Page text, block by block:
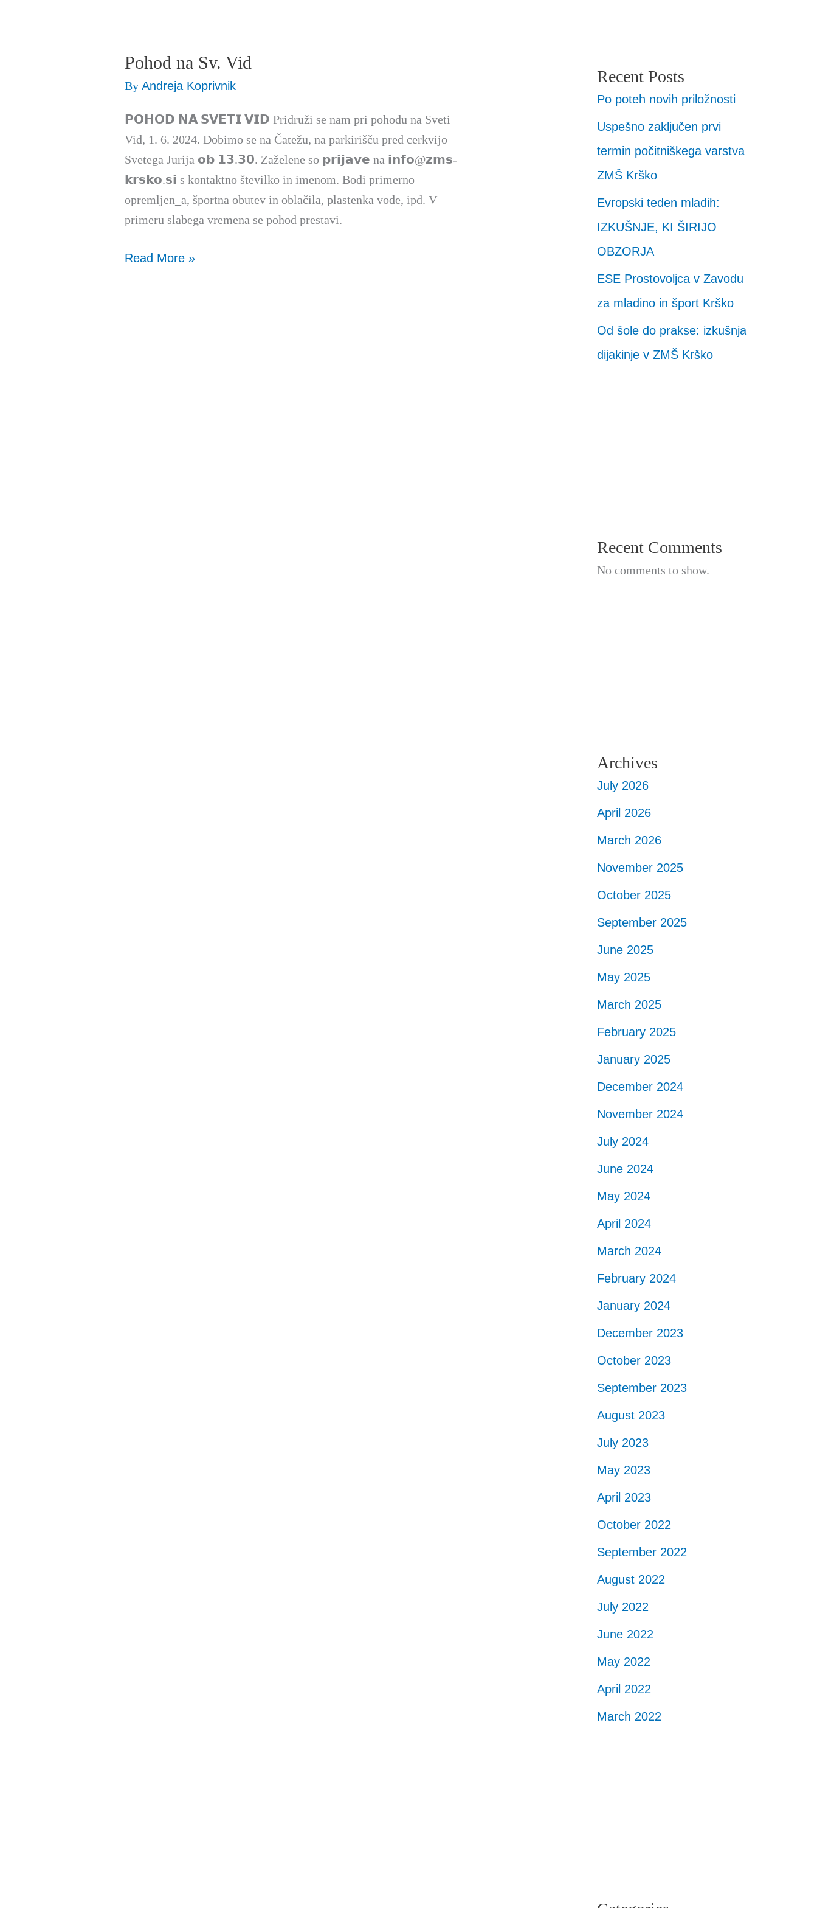
Pohod na Sv. Vid
ByAndreja Koprivnik
𝗣𝗢𝗛𝗢𝗗 𝗡𝗔 𝗦𝗩𝗘𝗧𝗜 𝗩𝗜𝗗 Pridruži se nam pri pohodu na Sveti
Vid, 1. 6. 2024. Dobimo se na Čatežu, na parkirišču pred cerkvijo
Svetega Jurija 𝗼𝗯 𝟭𝟯.𝟯𝟬. Zaželene so 𝗽𝗿𝗶𝗷𝗮𝘃𝗲 na 𝗶𝗻𝗳𝗼@𝘇𝗺𝘀-
𝗸𝗿𝘀𝗸𝗼.𝘀𝗶 s kontaktno številko in imenom. Bodi primerno
opremljen_a, športna obutev in oblačila, plastenka vode, ipd. V
primeru slabega vremena se pohod prestavi.
Pohod
na
Vid
Read More »
Recent Posts
Po poteh novih priložnosti
Uspešno zaključen prvi
termin počitniškega varstva
ZMŠ Krško
Evropski teden mladih:
IZKUŠNJE, KI ŠIRIJO
OBZORJA
ESE Prostovoljca v Zavodu
za mladino in šport Krško
Od šole do prakse: izkušnja
dijakinje v ZMŠ Krško
Recent Comments
No comments to show.
Archives
July 2026
April 2026
March 2026
November 2025
October 2025
September 2025
June 2025
May 2025
March 2025
February 2025
January 2025
December 2024
November 2024
July 2024
June 2024
May 2024
April 2024
March 2024
February 2024
January 2024
December 2023
October 2023
September 2023
August 2023
July 2023
May 2023
April 2023
October 2022
September 2022
August 2022
July 2022
June 2022
May 2022
April 2022
March 2022